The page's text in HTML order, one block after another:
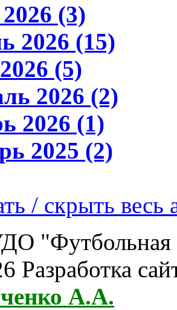
(3)
2026 (15)
(5)
2026 (2)
2026 (1)
2025 (2)
/ скрыть весь
"Футбольная
Разработка
А.А.